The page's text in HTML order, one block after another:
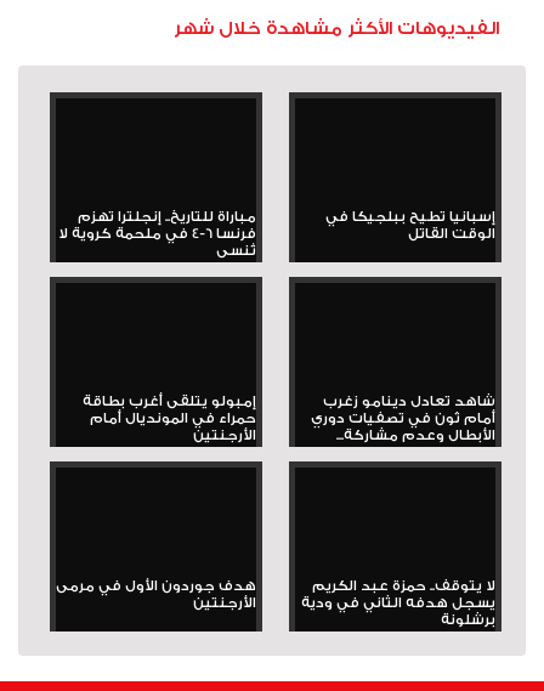
الفيديوهات الأكثر مشاهدة خلال شهر
إسبانيا تطيح ببلجيكا في
الوقت القاتل
مباراة للتاريخ.. إنجلترا تهزم
فرنسا 6-4 في ملحمة كروية لا
تُنسى
شاهد تعادل دينامو زغرب
أمام ثون في تصفيات دوري
الأبطال وعدم مشاركة...
إمبولو يتلقى أغرب بطاقة
حمراء في المونديال أمام
الأرجنتين
لا يتوقف.. حمزة عبد الكريم
يسجل هدفه الثاني في ودية
برشلونة
هدف جوردون الأول في مرمى
الأرجنتين